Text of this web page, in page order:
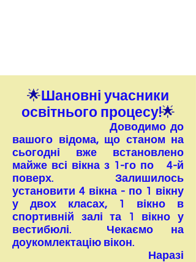
🌟 Шановні учасники
освітнього процесу!🌟
Доводимо до
вашого відома, що станом на
сьогодні вже встановлено
майже всі вікна з 1-го по 4-й
поверх. Залишилось
установити 4 вікна - по 1 вікну
у двох класах, 1 вікно в
спортивній залі та 1 вікно у
вестибюлі. Чекаємо на
доукомлектацію вікон.
Наразі